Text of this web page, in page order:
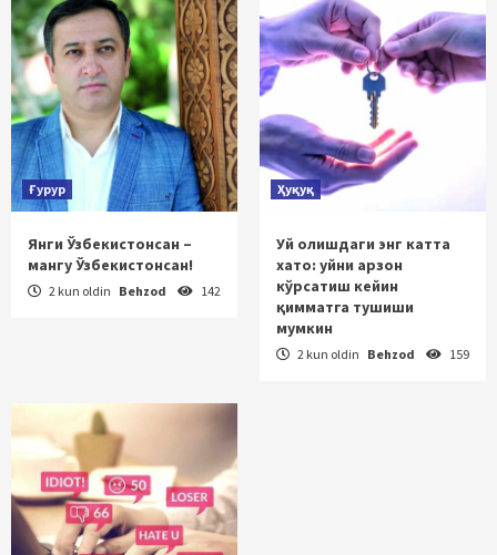
Ғурур
Янги Ўзбекистонсан –
мангу Ўзбекистонсан!
2 kun oldin Behzod 142
Ҳуқуқ
Уй олишдаги энг катта
хато: уйни арзон
кўрсатиш кейин
қимматга тушиши
мумкин
2 kun oldin Behzod 159